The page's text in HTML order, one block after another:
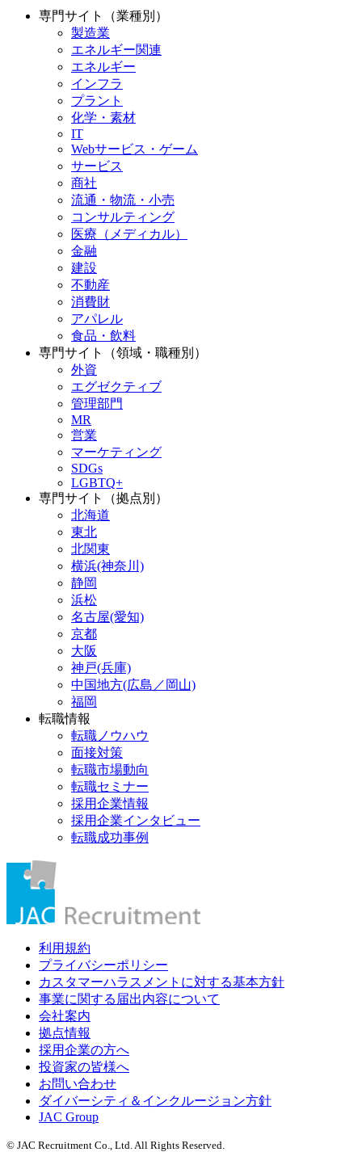
専門サイト（業種別）
製造業
エネルギー関連
エネルギー
インフラ
プラント
化学・素材
IT
Webサービス・ゲーム
サービス
商社
流通・物流・小売
コンサルティング
医療（メディカル）
金融
建設
不動産
消費財
アパレル
食品・飲料
専門サイト（領域・職種別）
外資
エグゼクティブ
管理部門
MR
営業
マーケティング
SDGs
LGBTQ+
専門サイト（拠点別）
北海道
東北
北関東
横浜(神奈川)
静岡
浜松
名古屋(愛知)
京都
大阪
神戸(兵庫)
中国地方(広島／岡山)
福岡
転職情報
転職ノウハウ
面接対策
転職市場動向
転職セミナー
採用企業情報
採用企業インタビュー
転職成功事例
利用規約
プライバシーポリシー
カスタマーハラスメントに対する基本方針
事業に関する届出内容について
会社案内
拠点情報
採用企業の方へ
投資家の皆様へ
お問い合わせ
ダイバーシティ＆インクルージョン方針
JAC Group
© JAC Recruitment Co., Ltd. All Rights Reserved.